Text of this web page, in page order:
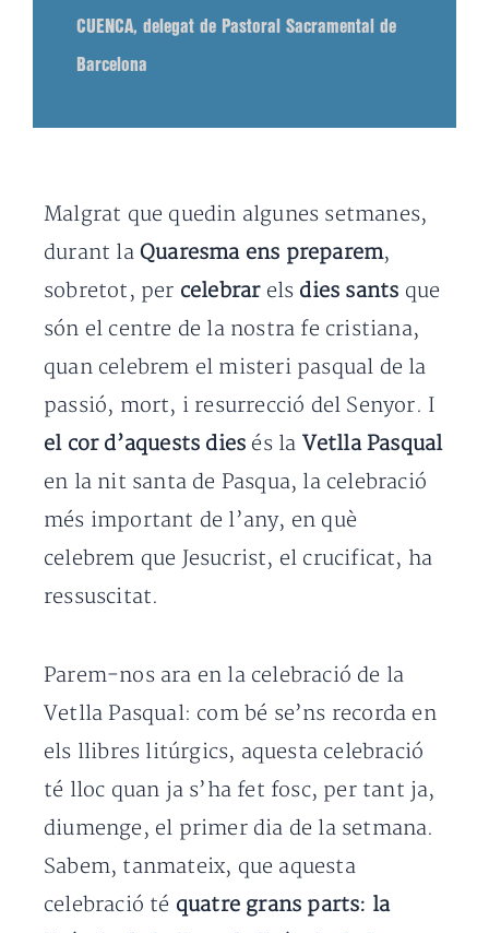
CUENCA, delegat de Pastoral Sacramental de
Barcelona
Malgrat que quedin algunes setmanes,
durant la Quaresma ens preparem,
sobretot, per celebrar els dies sants que
són el centre de la nostra fe cristiana,
quan celebrem el misteri pasqual de la
passió, mort, i resurrecció del Senyor. I
el cor d’aquests dies és la Vetlla Pasqual
en la nit santa de Pasqua, la celebració
més important de l’any, en què
celebrem que Jesucrist, el crucificat, ha
ressuscitat.
Parem-nos ara en la celebració de la
Vetlla Pasqual: com bé se’ns recorda en
els llibres litúrgics, aquesta celebració
té lloc quan ja s’ha fet fosc, per tant ja,
diumenge, el primer dia de la setmana.
Sabem, tanmateix, que aquesta
celebració té quatre grans parts: la